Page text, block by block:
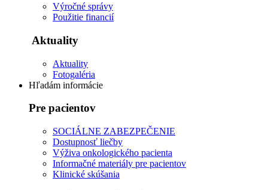
Výročné správy
Použitie financií
Aktuality
Aktuality
Fotogaléria
Hľadám informácie
Pre pacientov
SOCIÁLNE ZABEZPEČENIE
Dostupnosť liečby
Výživa onkologického pacienta
Informačné materiály pre pacientov
Klinické skúšania